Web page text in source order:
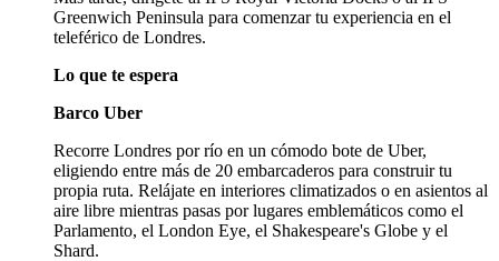
Greenwich Peninsula para comenzar tu experiencia en el
teleférico de Londres.
Lo que te espera
Barco Uber
Recorre Londres por río en un cómodo bote de Uber,
eligiendo entre más de 20 embarcaderos para construir tu
propia ruta. Relájate en interiores climatizados o en asientos al
aire libre mientras pasas por lugares emblemáticos como el
Parlamento, el London Eye, el Shakespeare's Globe y el
Shard.